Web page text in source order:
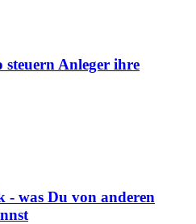
Anleger ihre
- was Du von anderen